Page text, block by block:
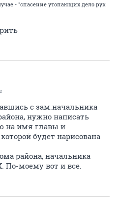
- "спасение утопающих дело рук
с зам.начальника
нужно написать
на имя главы и
будет нарисована
района, начальника
По-моему вот и все.